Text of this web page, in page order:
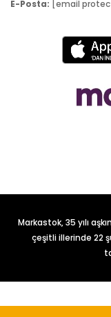
E-Posta: [email
Markastok, 35 yılı
çeşitli illerinde 22